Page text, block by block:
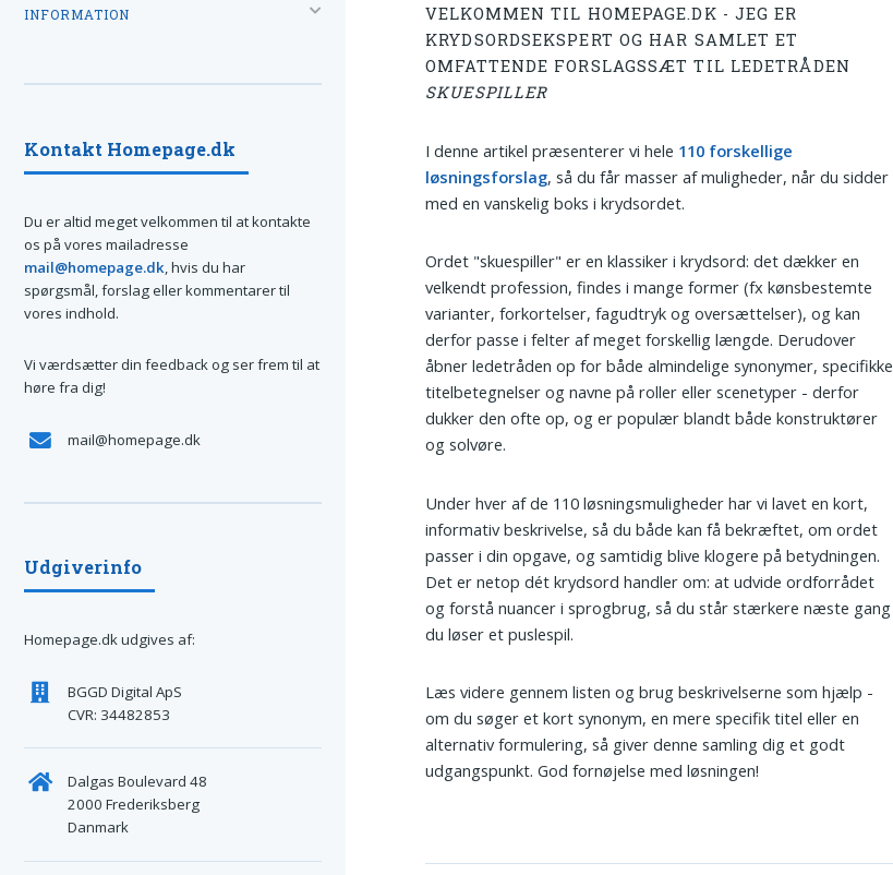
VELKOMMEN TIL HOMEPAGE.DK - JEG ER
KRYDSORDSEKSPERT OG HAR SAMLET ET
OMFATTENDE FORSLAGSSÆT TIL LEDETRÅDEN
SKUESPILLER
I denne artikel præsenterer vi hele 110 forskellige
løsningsforslag, så du får masser af muligheder, når du sidder
med en vanskelig boks i krydsordet.
Ordet "skuespiller" er en klassiker i krydsord: det dækker en
velkendt profession, findes i mange former (fx kønsbestemte
varianter, forkortelser, fagudtryk og oversættelser), og kan
derfor passe i felter af meget forskellig længde. Derudover
åbner ledetråden op for både almindelige synonymer, specifikke
titelbetegnelser og navne på roller eller scenetyper - derfor
dukker den ofte op, og er populær blandt både konstruktører
og solvøre.
Under hver af de 110 løsningsmuligheder har vi lavet en kort,
informativ beskrivelse, så du både kan få bekræftet, om ordet
passer i din opgave, og samtidig blive klogere på betydningen.
Det er netop dét krydsord handler om: at udvide ordforrådet
og forstå nuancer i sprogbrug, så du står stærkere næste gang
du løser et puslespil.
Læs videre gennem listen og brug beskrivelserne som hjælp -
om du søger et kort synonym, en mere specifik titel eller en
alternativ formulering, så giver denne samling dig et godt
udgangspunkt. God fornøjelse med løsningen!
INFORMATION
Kontakt Homepage.dk
Du er altid meget velkommen til at kontakte
os på vores mailadresse
mail@homepage.dk, hvis du har
spørgsmål, forslag eller kommentarer til
vores indhold.
Vi værdsætter din feedback og ser frem til at
høre fra dig!
mail@homepage.dk
Udgiverinfo
Homepage.dk udgives af:
BGGD Digital ApS
CVR: 34482853
Dalgas Boulevard 48
2000 Frederiksberg
Danmark